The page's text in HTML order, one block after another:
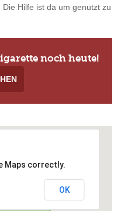
Hilfe ist da um genutzt zu
noch heute!
Maps correctly.
OK